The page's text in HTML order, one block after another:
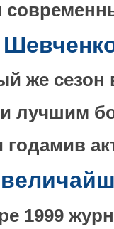
же сезон
лучшим
годамив
1999